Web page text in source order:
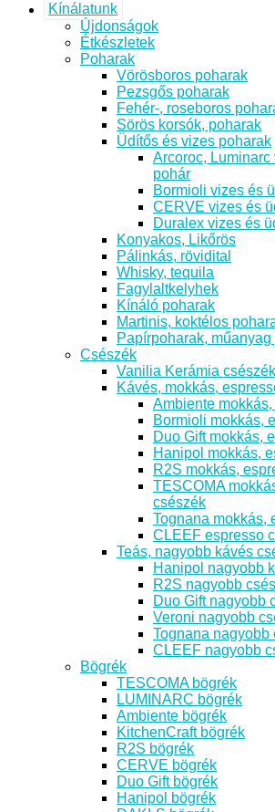
Kínálatunk
Újdonságok
Étkészletek
Poharak
Vörösboros poharak
Pezsgős poharak
Fehér-, roseboros
Sörös korsók, poharak
Üdítős és vizes poharak
Arcoroc,
pohár
Bormioli vizes és
CERVE vizes és
Duralex vizes és
Konyakos, Likőrös
Pálinkás, rövidital
Whisky, tequila
Fagylaltkelyhek
Kínáló poharak
Martinis, koktélos
Papírpoharak,
Csészék
Vanilia Kerámia
Kávés, mokkás,
Ambiente
Bormioli mokkás,
Duo Gift mokkás,
Hanipol mokkás,
R2S mokkás,
TESCOMA
csészék
Tognana mokkás,
CLEEF espresso
Teás, nagyobb kávés
Hanipol nagyobb
R2S nagyobb
Duo Gift nagyobb
Veroni nagyobb
Tognana nagyobb
CLEEF nagyobb
Bögrék
TESCOMA bögrék
LUMINARC bögrék
Ambiente bögrék
KitchenCraft bögrék
R2S bögrék
CERVE bögrék
Duo Gift bögrék
Hanipol bögrék